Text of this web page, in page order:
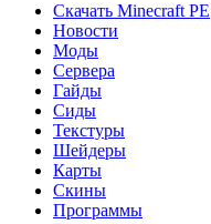
Скачать Minecraft PE
Новости
Моды
Сервера
Гайды
Сиды
Текстуры
Шейдеры
Карты
Скины
Программы